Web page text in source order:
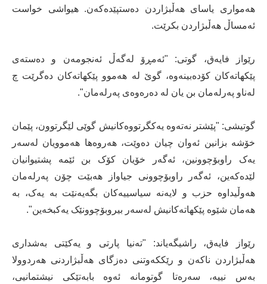
هەمواری یاسای هەڵبژاردن دەستپێدەکەن. هیواشی خواست
ئەمساڵ هەڵبژاردن بکرێت.
رێواز فایەق، گوتی: "ئەمڕۆ لەگەڵ ئەنجومەن و دەستەی
پێکهاتەکان کۆدەبینەوە، گوێ لە هەموو پێکهاتەکان دەگرێت چ
لەناو پەرلەمان بن یان لە دەرەوەی پەرلەمان".
گوتیشی: "پێشتر نەتەوە یەکگرتووەکانیش گوێی لێگرتوون، پێمان
خۆشە بزانین ئەوان چیان دەوێت، هەروەها هەموویان لەسەر
یەک راوبۆچوونین، ئەگەر خۆیان کۆک بن ئێمە پشتیوانیان
لێدەکەین، ئەگەر راوبۆچوونی جیاواز هەبێت چۆن پەرلەمان
هەوڵیداوە حزب و لایەنە سیاسییەکان بگەیەنێت بە یەک، بە
هەمان شێوە پێکهاتەکانیش لەسەر بیروبۆچوونێک یەکبخەین".
رێواز فایەق، راشیگەیاند: "تەنیا پارتی و یەکێتی بەشداری
هەڵبژاردن ناکەن و رێککەوتنی دەزگای هەڵبژاردنی هەردوولا
بەس نییە، سەرەتا گوتومانە ئەوە بابەتێکی نیشتمانیی،